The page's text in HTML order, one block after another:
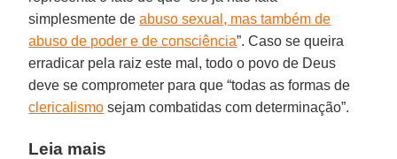
simplesmente deabuso sexual, mas também de
abuso de poder e de consciência”. Caso se queira
erradicar pela raiz este mal, todo o povo de Deus
deve se comprometer para que “todas as formas de
clericalismo sejam combatidas com determinação”.
Leia mais